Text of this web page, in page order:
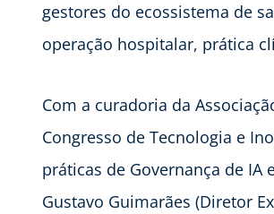
gestores do ecossistema de
operação hospitalar, prática
Com a curadoria da
Congresso de Tecnologia e
práticas de Governança de IA
Gustavo Guimarães (Diretor